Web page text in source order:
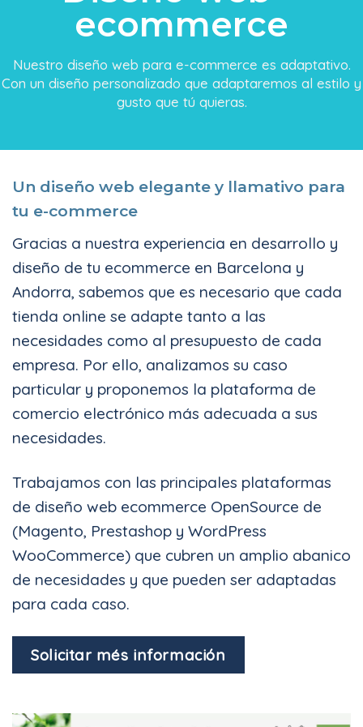
ecommerce
Nuestro diseño web para e-commerce es adaptativo.
Con un diseño personalizado que adaptaremos al estilo y
gusto que tú quieras.
Un diseño web elegante y llamativo para
tu e-commerce
Gracias a nuestra experiencia en desarrollo y
diseño de tu ecommerce en Barcelona y
Andorra, sabemos que es necesario que cada
tienda online se adapte tanto a las
necesidades como al presupuesto de cada
empresa. Por ello, analizamos su caso
particular y proponemos la plataforma de
comercio electrónico más adecuada a sus
necesidades.
Trabajamos con las principales plataformas
de diseño web ecommerce OpenSource de
(Magento, Prestashop y WordPress
WooCommerce) que cubren un amplio abanico
de necesidades y que pueden ser adaptadas
para cada caso.
Solicitar més información